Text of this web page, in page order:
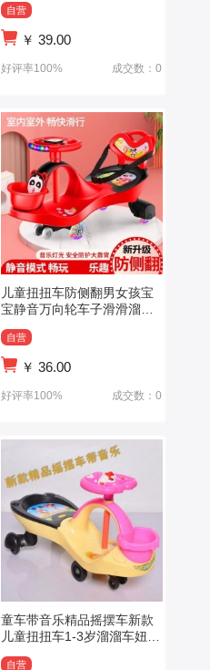
自营
￥39.00
好评率100% 成交数：0
儿童扭扭车防侧翻男女孩宝
宝静音万向轮车子滑滑溜溜
自营
￥36.00
好评率100% 成交数：0
童车带音乐精品摇摆车新款
儿童扭扭车1-3岁溜溜车妞妞
自营